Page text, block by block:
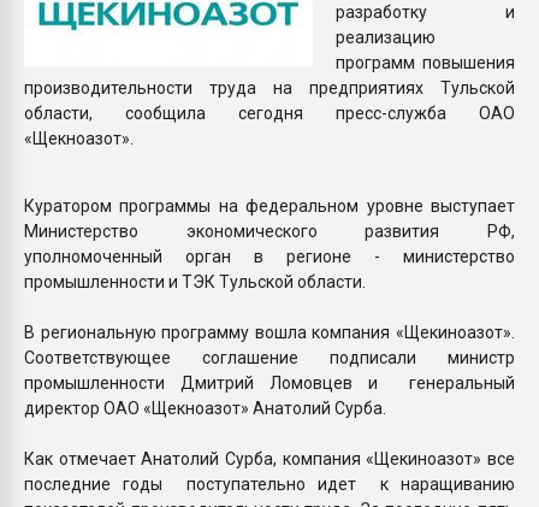
разработку и
реализацию
программ повышения
производительности труда на предприятиях Тульской
области, сообщила сегодня пресс-служба ОАО
«Щекноазот».
Куратором программы на федеральном уровне выступает
Министерство экономического развития РФ,
уполномоченный орган в регионе - министерство
промышленности и ТЭК Тульской области.
В региональную программу вошла компания «Щекиноазот».
Соответствующее соглашение подписали министр
промышленности Дмитрий Ломовцев и генеральный
директор ОАО «Щекноазот» Анатолий Сурба.
Как отмечает Анатолий Сурба, компания «Щекиноазот» все
последние годы поступательно идет к наращиванию